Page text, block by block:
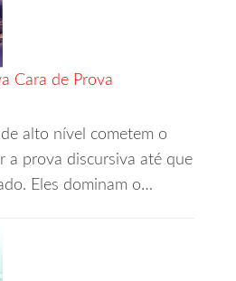
Cara de Prova
alto nível cometem o
a prova discursiva até que
Eles dominam o…